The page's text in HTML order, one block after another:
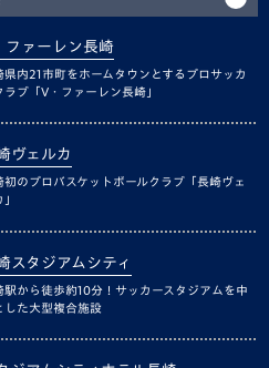
ファーレン長崎
県内21市町をホームタウンとするプロサッカ
ラブ「V・ファーレン長崎」
ヴェルカ
初のプロバスケットボールクラブ「長崎ヴェ
スタジアムシティ
駅から徒歩約10分！サッカースタジアムを中
した大型複合施設